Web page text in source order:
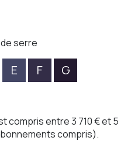
serre
E F G
compris entre 3 710 € et 5
compris).